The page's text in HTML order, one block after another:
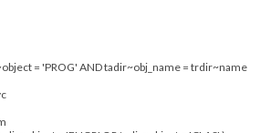
object = 'PROG' ANDtadir~obj name = trdir~name